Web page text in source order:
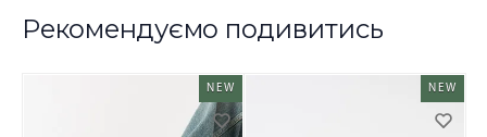
Рекомендуємо подивитись
NEW NEW